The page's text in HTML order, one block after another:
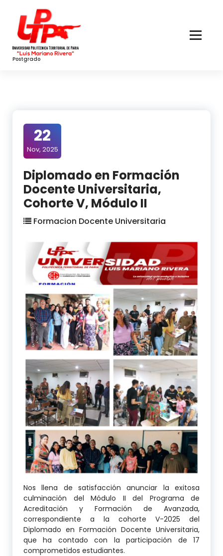
Content
Postgrado
22
Nov, 2025
Diplomado en Formación
Docente Universitaria,
Cohorte V, Módulo II
Formacion Docente Universitaria
Nos llena de satisfacción anunciar la exitosa
culminación del Módulo II del Programa de
Acreditación y Formación de Avanzada,
correspondiente a la cohorte V-2025 del
Diplomado en Formación Docente Universitaria,
que ha contado con la participación de 17
comprometidos estudiantes.